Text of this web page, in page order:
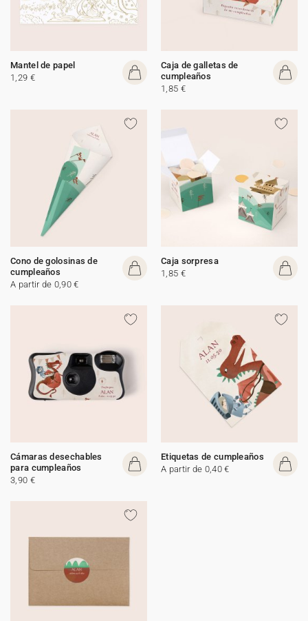
Mantel de papel
1,29 €
Caja de galletas de
cumpleaños
1,85 €
Cono de golosinas de
cumpleaños
A partir de 0,90 €
Caja sorpresa
1,85 €
Cámaras desechables
para cumpleaños
3,90 €
Etiquetas de cumpleaños
A partir de 0,40 €